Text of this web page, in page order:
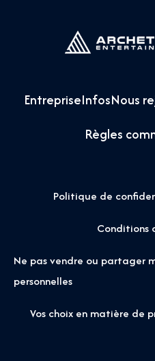
EntrepriseInfosNous
Règles
Politique de
Conditions
Ne pas vendre ou partager
personnelles
Vos choix en matière de